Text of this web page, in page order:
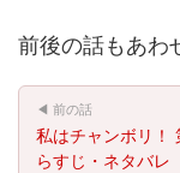
前後の話もあわ
◀ 前の話
私はチャンボリ！
らすじ・ネタバレ